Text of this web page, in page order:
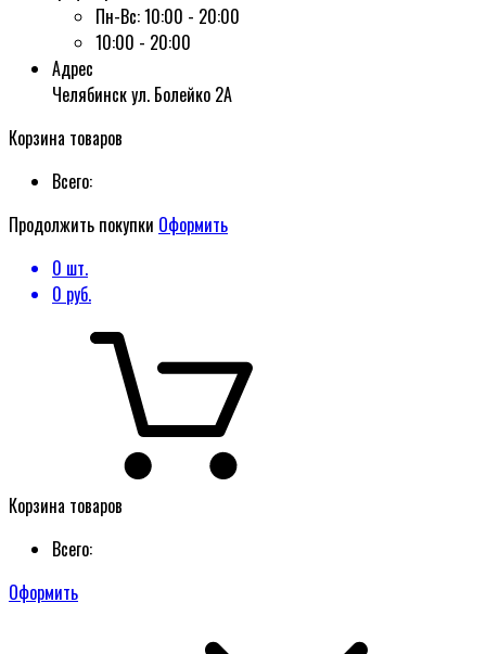
Пн-Вс:10:00 - 20:00
10:00 - 20:00
Адрес
Челябинск ул. Болейко 2А
Корзина товаров
Всего:
Продолжить покупки Оформить
0 шт.
0 руб.
Корзина товаров
Всего:
Оформить